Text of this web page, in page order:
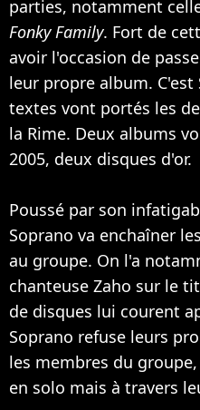
parties, notamment
Fonky Family. Fort de
avoir l'occasion de
leur propre album. C'est
textes vont portés les
la Rime. Deux albums
2005, deux disques d'or.
Poussé par son
Soprano va enchaîner
au groupe. On l'a
chanteuse Zaho sur le
de disques lui courent
Soprano refuse leurs
les membres du
en solo mais à travers